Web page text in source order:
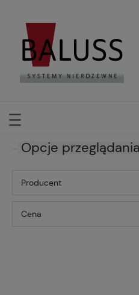
Opcje przeglądania
Producent
Cena